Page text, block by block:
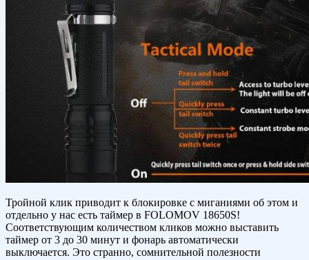
Тройной клик приводит к блокировке с миганиями об этом и
отдельно у нас есть таймер в FOLOMOV 18650S!
Соответствующим количеством кликов можно выставить
таймер от 3 до 30 минут и фонарь автоматически
выключается. Это странно, сомнительной полезности